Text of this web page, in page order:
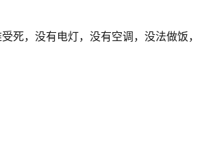
死，没有电灯，没有空调，没法做饭，